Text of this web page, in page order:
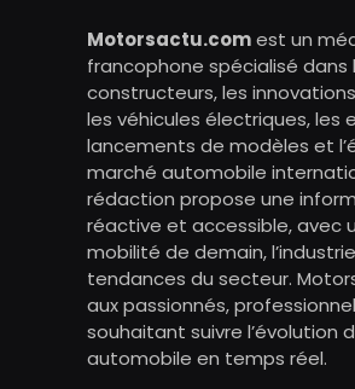
Motorsactu.comest un
francophone spécialisé dans
constructeurs, les
les véhicules électriques, les
lancements de modèles et
marché automobile
rédaction propose une
réactive et accessible, avec
mobilité de demain,
tendances du secteur.
aux passionnés,
souhaitant suivre l’évolution
automobile en temps réel.